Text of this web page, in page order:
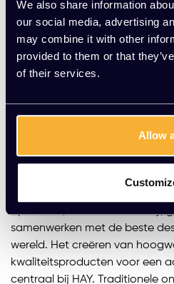
We also share information
our social media, advertising
may combine it with other
provided to them or that
of their services.
Allow
Over HAY
HAY gelooft dat het iedereens
oprichters, Mette en Rolf Hay,
samenwerken met de beste
wereld. Het creëren van
kwaliteitsproducten voor een
centraal bij HAY. Traditionele